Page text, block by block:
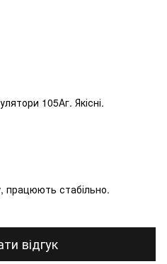
105Аг. Якісні.
працюють стабільно.
відгук